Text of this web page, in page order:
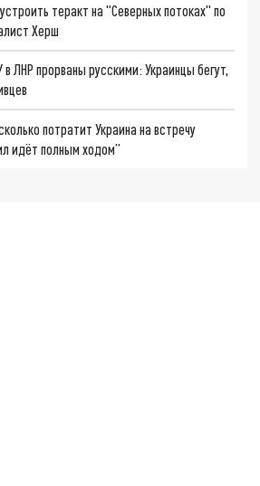
теракт на "Северных потоках" по
Херш
ЛНР прорваны русскими: Украинцы бегут,
потратит Украина на встречу
идёт полным ходом”